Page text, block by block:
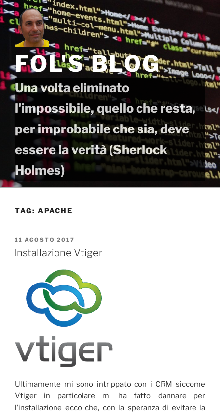
Salta
al
contenuto
FOL'S BLOG
Una volta eliminato
l'impossibile, quello che resta,
per improbabile che sia, deve
essere la verità (Sherlock
Holmes)
TAG: APACHE
PUBBLICATO
IL
11 AGOSTO 2017
Installazione Vtiger
Ultimamente mi sono intrippato con i CRM siccome
Vtiger in particolare mi ha fatto dannare per
l’installazione ecco che, con la speranza di evitare la